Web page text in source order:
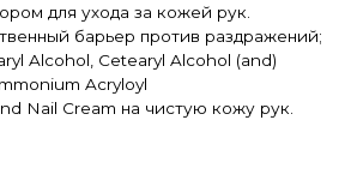
для ухода за кожей рук.
барьер против раздражений;
Alcohol, Cetearyl Alcohol (and)
Acryloyl
Nail Cream на чистую кожу рук.